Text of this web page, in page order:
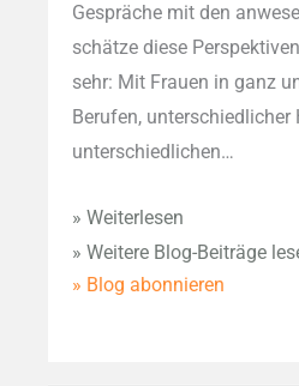
Gespräche mit den
schätze diese
sehr: Mit Frauen in ganz
Berufen, unterschiedlicher
unterschiedlichen…
» Weiterlesen
» Weitere Blog-Beiträge
» Blog abonnieren